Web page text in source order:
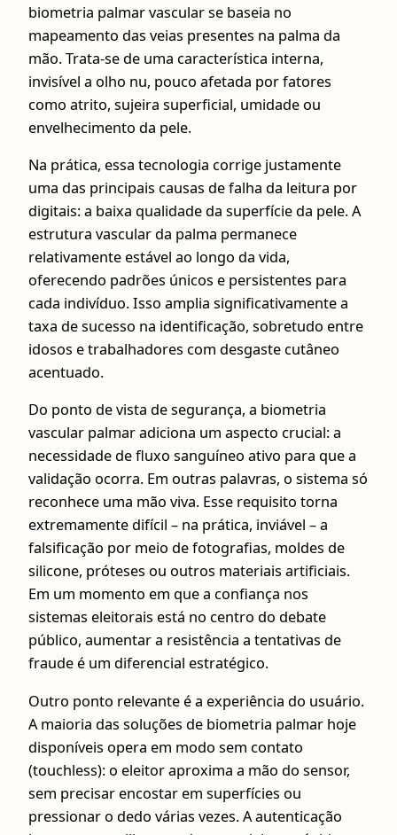
biometria palmar vascular se baseia no
mapeamento das veias presentes na palma da
mão. Trata-se de uma característica interna,
invisível a olho nu, pouco afetada por fatores
como atrito, sujeira superficial, umidade ou
envelhecimento da pele.
Na prática, essa tecnologia corrige justamente
uma das principais causas de falha da leitura por
digitais: a baixa qualidade da superfície da pele. A
estrutura vascular da palma permanece
relativamente estável ao longo da vida,
oferecendo padrões únicos e persistentes para
cada indivíduo. Isso amplia significativamente a
taxa de sucesso na identificação, sobretudo entre
idosos e trabalhadores com desgaste cutâneo
acentuado.
Do ponto de vista de segurança, a biometria
vascular palmar adiciona um aspecto crucial: a
necessidade de fluxo sanguíneo ativo para que a
validação ocorra. Em outras palavras, o sistema só
reconhece uma mão viva. Esse requisito torna
extremamente difícil – na prática, inviável – a
falsificação por meio de fotografias, moldes de
silicone, próteses ou outros materiais artificiais.
Em um momento em que a confiança nos
sistemas eleitorais está no centro do debate
público, aumentar a resistência a tentativas de
fraude é um diferencial estratégico.
Outro ponto relevante é a experiência do usuário.
A maioria das soluções de biometria palmar hoje
disponíveis opera em modo sem contato
(touchless): o eleitor aproxima a mão do sensor,
sem precisar encostar em superfícies ou
pressionar o dedo várias vezes. A autenticação